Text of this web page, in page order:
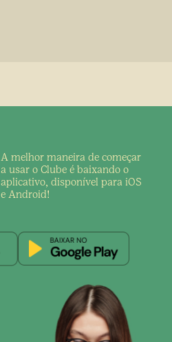
A melhor maneira de começar
a usar o Clube é baixando o
aplicativo, disponível para iOS
e Android!